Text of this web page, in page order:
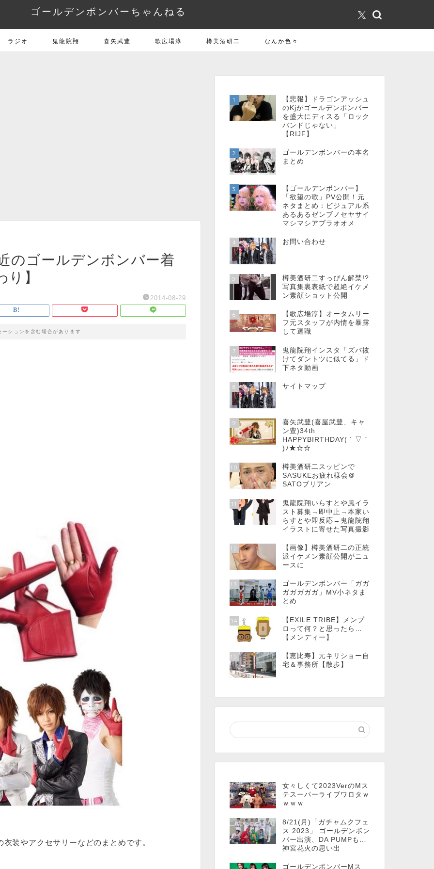
ゴールデンボンバーちゃんねる
ラジオ 鬼龍院翔 喜矢武豊 歌広場淳 樽美酒研二 なんか色々
のゴールデンボンバー着
】
2014-08-29
ーションを含む場合があります
装やアクセサリーなどのまとめです。
1
【悲報】ドラゴンアッシュ
のKjがゴールデンボンバー
を盛大にディスる「ロック
バンドじゃない」
【RIJF】
2
ゴールデンボンバーの本名
まとめ
3
【ゴールデンボンバー】
「欲望の歌」PV公開！元
ネタまとめ：ビジュアル系
あるあるゼンブノセヤサイ
マシマシアブラオオメ
4 お問い合わせ
5
樽美酒研二すっぴん解禁!?
写真集裏表紙で超絶イケメ
ン素顔ショット公開
6
【歌広場淳】オータムリー
フ元スタッフが内情を暴露
して退職
7
鬼龍院翔インスタ「ズバ抜
けてダントツに似てる」ド
下ネタ動画
8 サイトマップ
9
喜矢武豊(喜屋武豊、キャ
ン豊)34th
HAPPYBIRTHDAY( ´ ▽ `
)ﾉ★☆☆
10
樽美酒研二スッピンで
SASUKEお疲れ様会＠
SATOブリアン
11
鬼龍院翔いらすとや風イラ
スト募集→即中止→本家い
らすとや即反応→鬼龍院翔
イラストに寄せた写真撮影
12
【画像】樽美酒研二の正統
派イケメン素顔公開がニュ
ースに
13
ゴールデンボンバー「ガガ
ガガガガガ」MV小ネタま
とめ
14
【EXILE TRIBE】メンプ
ロって何？と思ったら…
【メンディー】
15
【恵比寿】元キリショー自
宅＆事務所【散歩】
女々しくて2023VerのMス
テスーパーライブワロタｗ
ｗｗｗ
8/21(月)「ガチャムクフェ
ス 2023」 ゴールデンボン
バー出演、DA PUMPも…
神宮花火の思い出
ゴールデンボンバーMス